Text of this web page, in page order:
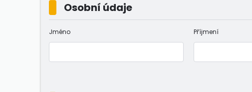
Osobní údaje
Jméno Příjmení